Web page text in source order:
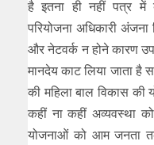
है इतना ही नहीं पत्र में
परियोजना अधिकारी अंजना
और नेटवर्क न होने कारण
मानदेय काट लिया जाता है
की महिला बाल विकास की
कहीं ना कहीं अव्यवस्था
योजनाओं को आम जनता